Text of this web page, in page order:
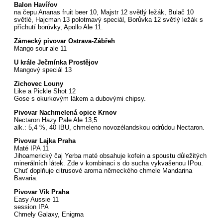
Balon Havířov
na čepu Ananas fruit beer 10, Majstr 12 světlý ležák, Bulač 10
světlé, Hajcman 13 polotmavý speciál, Borůvka 12 světlý ležák s
příchutí borůvky, Apollo Ale 11.
Zámecký pivovar Ostrava-Zábřeh
Mango sour ale 11
U krále Ječmínka Prostějov
Mangový speciál 13
Zichovec Louny
Like a Pickle Shot 12
Gose s okurkovým lákem a dubovými chipsy.
Pivovar Nachmelená opice Krnov
Nectaron Hazy Pale Ale 13,5
alk.: 5,4 %, 40 IBU, chmeleno novozélandskou odrůdou Nectaron.
Pivovar Lajka Praha
Maté IPA 11
Jihoamerický čaj Yerba maté obsahuje kofein a spoustu důležitých
minerálních látek. Zde v kombinaci s do sucha vykvašenou IPou.
Chuť doplňuje citrusové aroma německého chmele Mandarina
Bavaria.
Pivovar Vik Praha
Easy Aussie 11
session IPA
Chmely Galaxy, Enigma